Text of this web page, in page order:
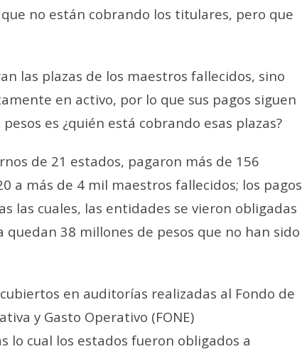
no están cobrando los titulares, pero que
las plazas de los maestros fallecidos, sino
en activo, por lo que sus pagos siguen
es ¿quién está cobrando esas plazas?
de 21 estados, pagaron más de 156
a más de 4 mil maestros fallecidos; los pagos
las cuales, las entidades se vieron obligadas
38 millones de pesos que no han sido
en auditorías realizadas al Fondo de
y Gasto Operativo (FONE)
lo cual los estados fueron obligados a